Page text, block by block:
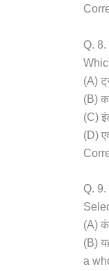
Q. 8.
(A)
(B)
(C)
(D)
Q. 9.
(A)
(B)
a